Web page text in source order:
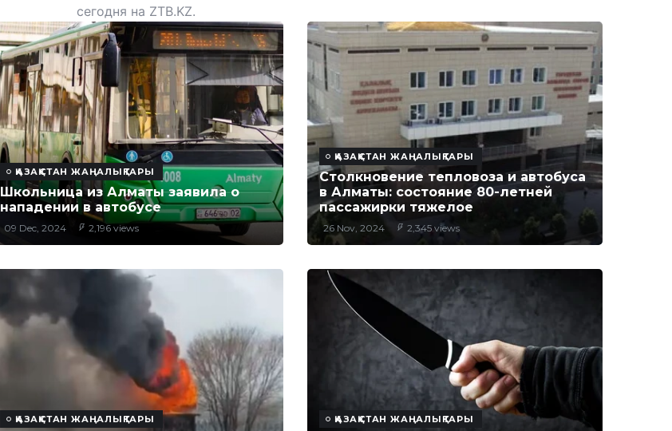
сегодня на ZTB.KZ.
ҚАЗАҚСТАН ЖАҢАЛЫҚТАРЫ
Школьница из Алматы заявила о
нападении в автобусе
09 Dec, 2024 2,196 views
ҚАЗАҚСТАН ЖАҢАЛЫҚТАРЫ
Столкновение тепловоза и автобуса
в Алматы: состояние 80-летней
пассажирки тяжелое
26 Nov, 2024 2,345 views
ҚАЗАҚСТАН ЖАҢАЛЫҚТАРЫ ҚАЗАҚСТАН ЖАҢАЛЫҚТАРЫ